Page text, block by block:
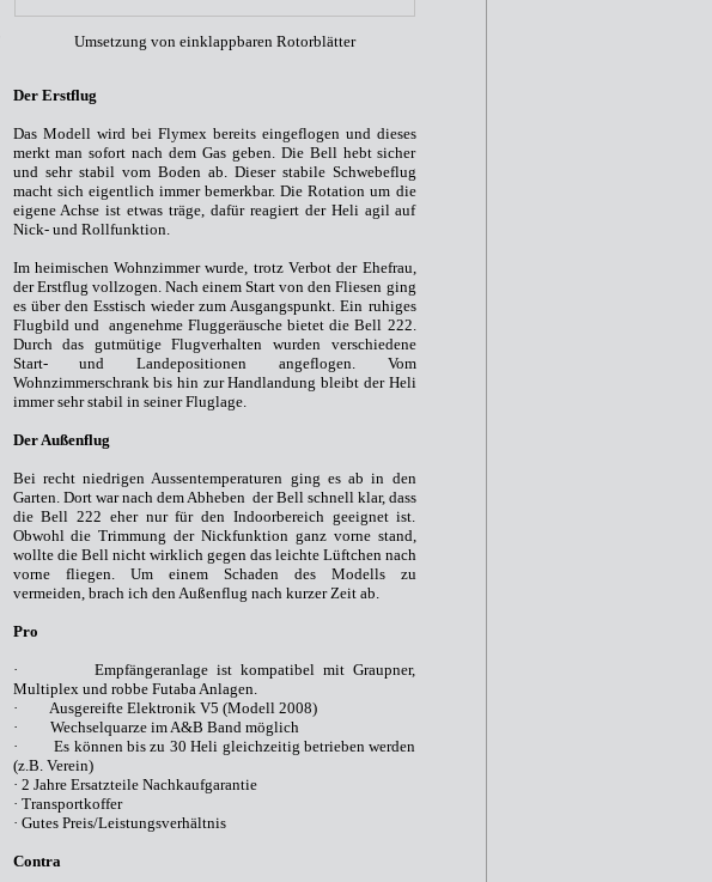
Umsetzung von einklappbaren Rotorblätter
Der Erstflug
Das Modell wird bei Flymex bereits eingeflogen und dieses
merkt man sofort nach dem Gas geben. Die Bell hebt sicher
und sehr stabil vom Boden ab. Dieser stabile Schwebeflug
macht sich eigentlich immer bemerkbar. Die Rotation um die
eigene Achse ist etwas träge, dafür reagiert der Heli agil auf
Nick- und Rollfunktion.
Im heimischen Wohnzimmer wurde, trotz Verbot der Ehefrau,
der Erstflug vollzogen. Nach einem Start von den Fliesen ging
es über den Esstisch wieder zum Ausgangspunkt. Ein ruhiges
Flugbild und angenehme Fluggeräusche bietet die Bell 222.
Durch das gutmütige Flugverhalten wurden verschiedene
Start- und Landepositionen angeflogen. Vom
Wohnzimmerschrank bis hin zur Handlandung bleibt der Heli
immer sehr stabil in seiner Fluglage.
Der Außenflug
Bei recht niedrigen Aussentemperaturen ging es ab in den
Garten. Dort war nach dem Abheben der Bell schnell klar, dass
die Bell 222 eher nur für den Indoorbereich geeignet ist.
Obwohl die Trimmung der Nickfunktion ganz vorne stand,
wollte die Bell nicht wirklich gegen das leichte Lüftchen nach
vorne fliegen. Um einem Schaden des Modells zu
vermeiden, brach ich den Außenflug nach kurzer Zeit ab.
Pro
· Empfängeranlage ist kompatibel mit Graupner,
Multiplex und robbe Futaba Anlagen.
· Ausgereifte Elektronik V5 (Modell 2008)
· Wechselquarze im A&B Band möglich
· Es können bis zu 30 Heli gleichzeitig betrieben werden
(z.B. Verein)
· 2 Jahre Ersatzteile Nachkaufgarantie
· Transportkoffer
· Gutes Preis/Leistungsverhältnis
Contra